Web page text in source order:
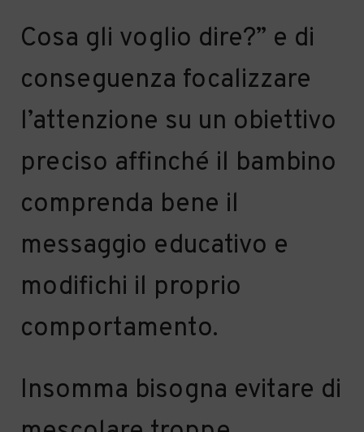
Cosa gli voglio dire?” e di
conseguenza focalizzare
l’attenzione su un obiettivo
preciso affinché il bambino
comprenda bene il
messaggio educativo e
modifichi il proprio
comportamento.
Insomma bisogna evitare di